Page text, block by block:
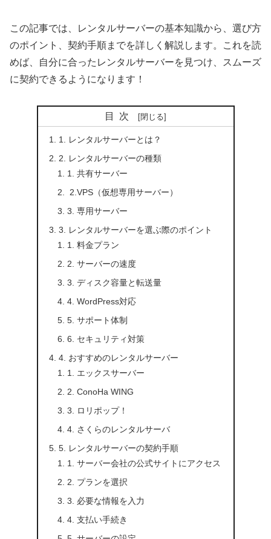
この記事では、レンタルサーバーの基本知識から、選び方
のポイント、契約手順までを詳しく解説します。これを読
めば、自分に合ったレンタルサーバーを見つけ、スムーズ
に契約できるようになります！
目次
1. レンタルサーバーとは？
2. レンタルサーバーの種類
1. 共有サーバー
2.VPS（仮想専用サーバー）
3. 専用サーバー
3. レンタルサーバーを選ぶ際のポイント
1. 料金プラン
2. サーバーの速度
3. ディスク容量と転送量
4. WordPress対応
5. サポート体制
6. セキュリティ対策
4. おすすめのレンタルサーバー
1. エックスサーバー
2. ConoHa WING
3. ロリポップ！
4. さくらのレンタルサーバ
5. レンタルサーバーの契約手順
1. サーバー会社の公式サイトにアクセス
2. プランを選択
3. 必要な情報を入力
4. 支払い手続き